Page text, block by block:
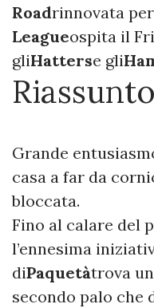
Roadrinnovata
Leagueospita il
gliHatterse gli
Grande
casa a far da
bloccata.
Fino al calare del
l’ennesima
diPaquetàtrova
secondo palo che